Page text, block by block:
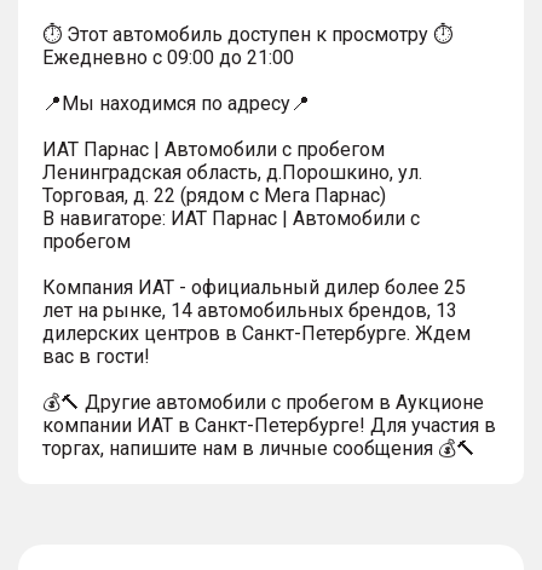
⏱ Этот автомобиль доступен к просмотру ⏱
Ежедневно с 09:00 до 21:00
📍Мы находимся по адресу📍
ИАТ Парнас | Автомобили с пробегом
Ленинградская область, д.Порошкино, ул.
Торговая, д. 22 (рядом с Мега Парнас)
В навигаторе: ИАТ Парнас | Автомобили с
пробегом
Компания ИАТ - официальный дилер более 25
лет на рынке, 14 автомобильных брендов, 13
дилерских центров в Санкт-Петербурге. Ждем
вас в гости!
💰🔨 Другие автомобили с пробегом в Аукционе
компании ИАТ в Санкт-Петербурге! Для участия в
торгах, напишите нам в личные сообщения 💰🔨